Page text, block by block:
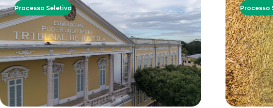
Processo Seletivo Processo